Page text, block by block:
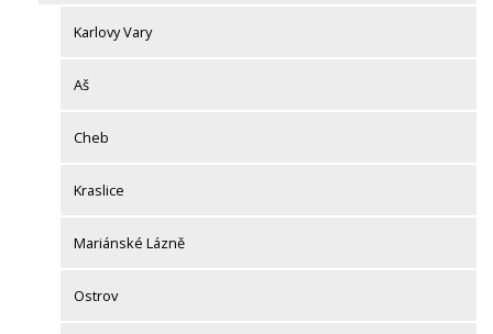
Karlovy Vary
Aš
Cheb
Kraslice
Mariánské Lázně
Ostrov